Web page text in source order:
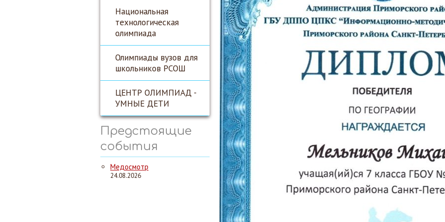
Национальная
технологическая
олимпиада
Олимпиады вузов для
школьников РСОШ
ЦЕНТР ОЛИМПИАД -
УМНЫЕ ДЕТИ
Предстоящие
события
Медосмотр
24.08.2026